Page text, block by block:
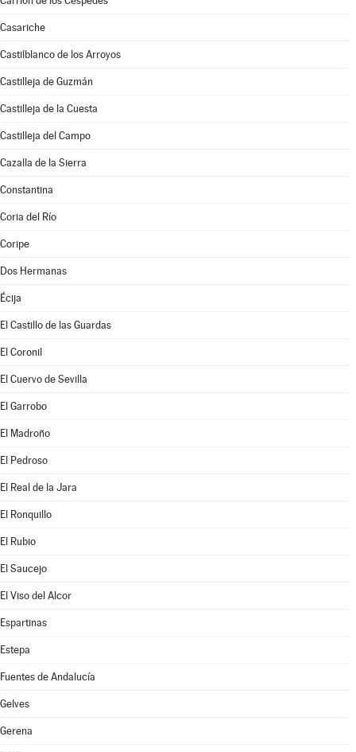
Casariche
Castilblanco de los Arroyos
Castilleja de Guzmán
Castilleja de la Cuesta
Castilleja del Campo
Cazalla de la Sierra
Constantina
Coria del Río
Coripe
Dos Hermanas
Écija
El Castillo de las Guardas
El Coronil
El Cuervo de Sevilla
El Garrobo
El Madroño
El Pedroso
El Real de la Jara
El Ronquillo
El Rubio
El Saucejo
El Viso del Alcor
Espartinas
Estepa
Fuentes de Andalucía
Gelves
Gerena